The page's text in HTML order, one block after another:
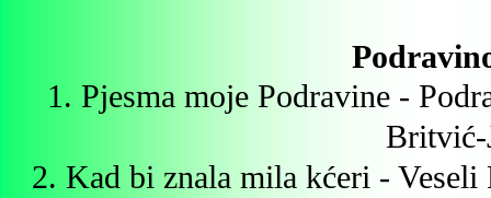
1. Pjesma moje Podravine -
Britvić-
2. Kad bi znala mila kćeri -